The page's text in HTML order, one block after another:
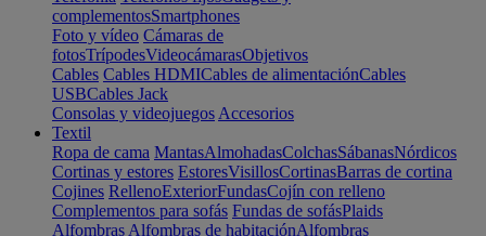
complementosSmartphones
Foto y vídeo Cámaras de
fotosTrípodesVideocámarasObjetivos
Cables Cables HDMICables de alimentaciónCables
USBCables Jack
Consolas y videojuegos Accesorios
Textil
Ropa de cama MantasAlmohadasColchasSábanasNórdicos
Cortinas y estores EstoresVisillosCortinasBarras de cortina
Cojines RellenoExteriorFundasCojín con relleno
Complementos para sofás Fundas de sofásPlaids
Alfombras Alfombras de habitaciónAlfombras